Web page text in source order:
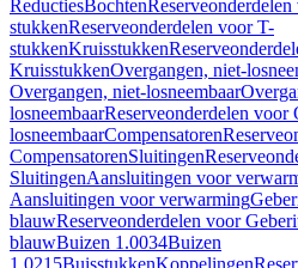
ReductiesBochten
stukkenReserveonderdelen voor T-
stukkenKruisstukken
KruisstukkenOvergangen, niet-
Overgangen, niet-losneembaar
losneembaarReserveonderdelen voor
losneembaarCompensatoren
CompensatorenSluitingen
SluitingenAansluitingen voor
Aansluitingen voor verwarming
blauwReserveonderdelen voor
blauwBuizen 1.0034Buizen
1.0215BuisstukkenKoppelingen